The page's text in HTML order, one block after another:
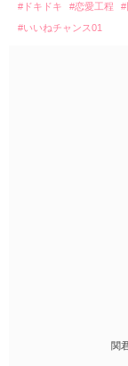
#ドキドキ #恋愛工程 #
#いいねチャンス01
関